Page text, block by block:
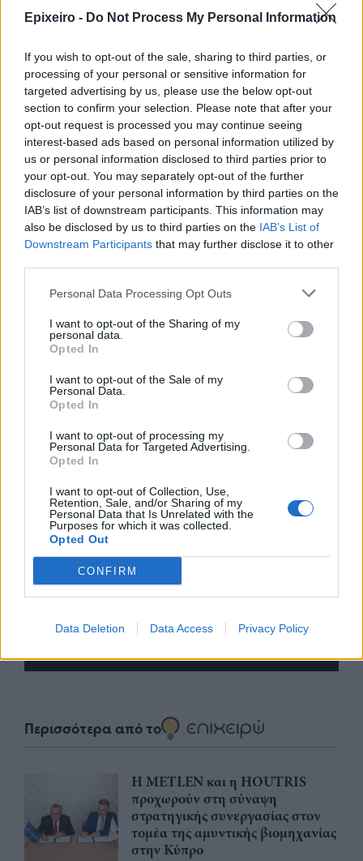
Epixeiro - Do Not Process My Personal Information
If you wish to opt-out of the sale, sharing to third parties, or
processing of your personal or sensitive information for
targeted advertising by us, please use the below opt-out
section to confirm your selection. Please note that after your
opt-out request is processed you may continue seeing
interest-based ads based on personal information utilized by
us or personal information disclosed to third parties prior to
your opt-out. You may separately opt-out of the further
disclosure of your personal information by third parties on the
IAB’s list of downstream participants. This information may
also be disclosed by us to third parties on the IAB’s List of
Downstream Participants that may further disclose it to other
Personal Data Processing Opt Outs
I want to opt-out of the Sharing of my
personal data.
Opted In
I want to opt-out of the Sale of my
Personal Data.
Opted In
I want to opt-out of processing my
Personal Data for Targeted Advertising.
Opted In
I want to opt-out of Collection, Use,
Retention, Sale, and/or Sharing of my
Personal Data that Is Unrelated with the
Purposes for which it was collected.
Opted Out
CONFIRM
Data Deletion Data Access Privacy Policy
Σχολιάστε
... σχόλια| Κάνε click για να σχολιάσεις
TP Greece: Πώς διαμορφώνεται το
μέλλον του Insurance στην εποχή του AI
Περισσότερα από το
Η METLEN και η HOUTRIS
προχωρούν στη σύναψη
στρατηγικής συνεργασίας στον
τομέα της αμυντικής βιομηχανίας
στην Κύπρο